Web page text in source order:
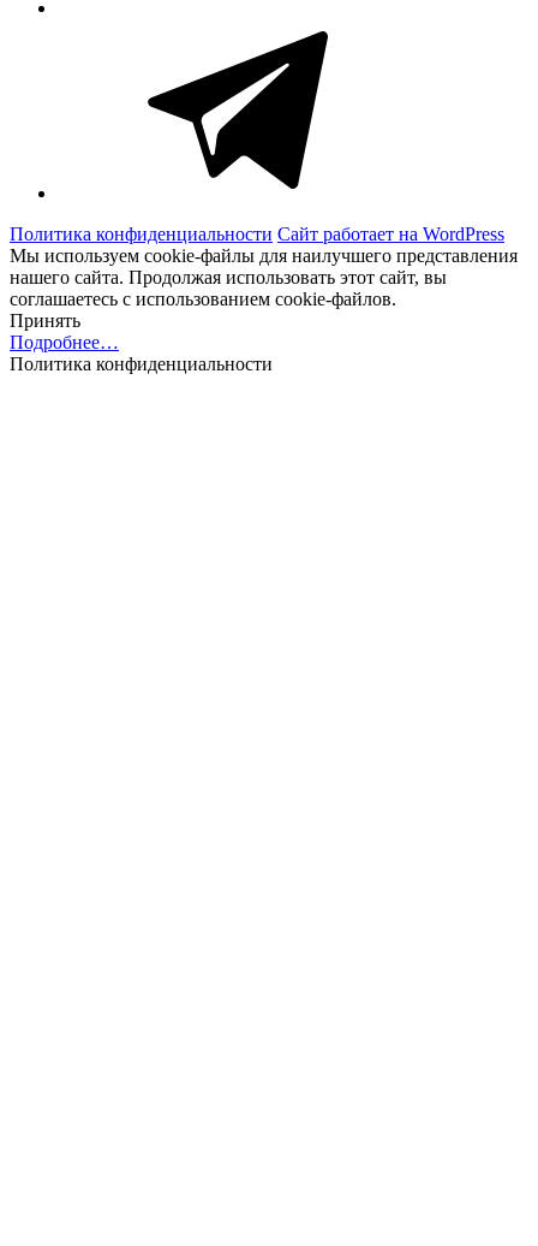
Политика конфиденциальности Сайт работает на WordPress
Мы используем cookie-файлы для наилучшего представления
нашего сайта. Продолжая использовать этот сайт, вы
соглашаетесь с использованием cookie-файлов.
Принять
Подробнее…
Политика конфиденциальности